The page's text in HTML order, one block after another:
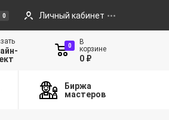
0 Личный кабинет
0
В
корзине
0 ₽
Биржа
мастеров